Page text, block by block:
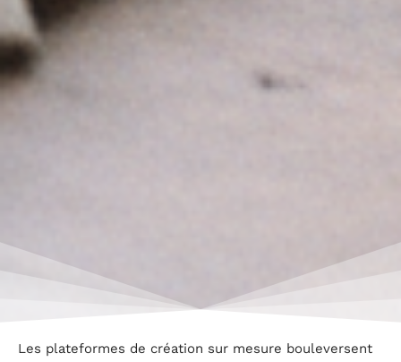
Les plateformes de création sur mesure bouleversent